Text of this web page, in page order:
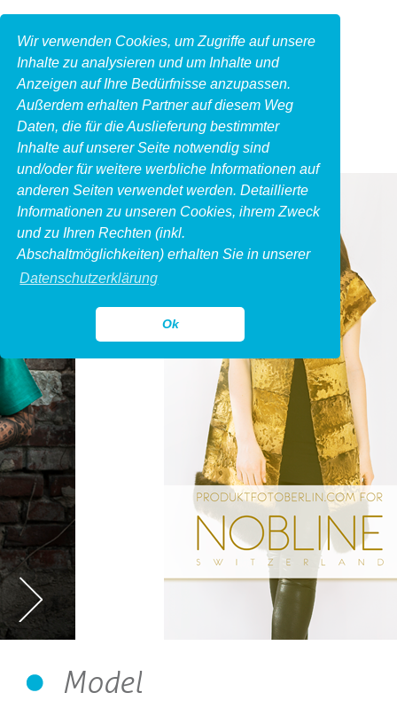
Wir verwenden Cookies, um Zugriffe auf unsere
Inhalte zu analysieren und um Inhalte und
Anzeigen auf Ihre Bedürfnisse anzupassen.
Außerdem erhalten Partner auf diesem Weg
Daten, die für die Auslieferung bestimmter
Inhalte auf unserer Seite notwendig sind
und/oder für weitere werbliche Informationen auf
anderen Seiten verwendet werden. Detaillierte
Informationen zu unseren Cookies, ihrem Zweck
und zu Ihren Rechten (inkl.
Abschaltmöglichkeiten) erhalten Sie in unserer
Datenschutzerklärung
Ok
Model